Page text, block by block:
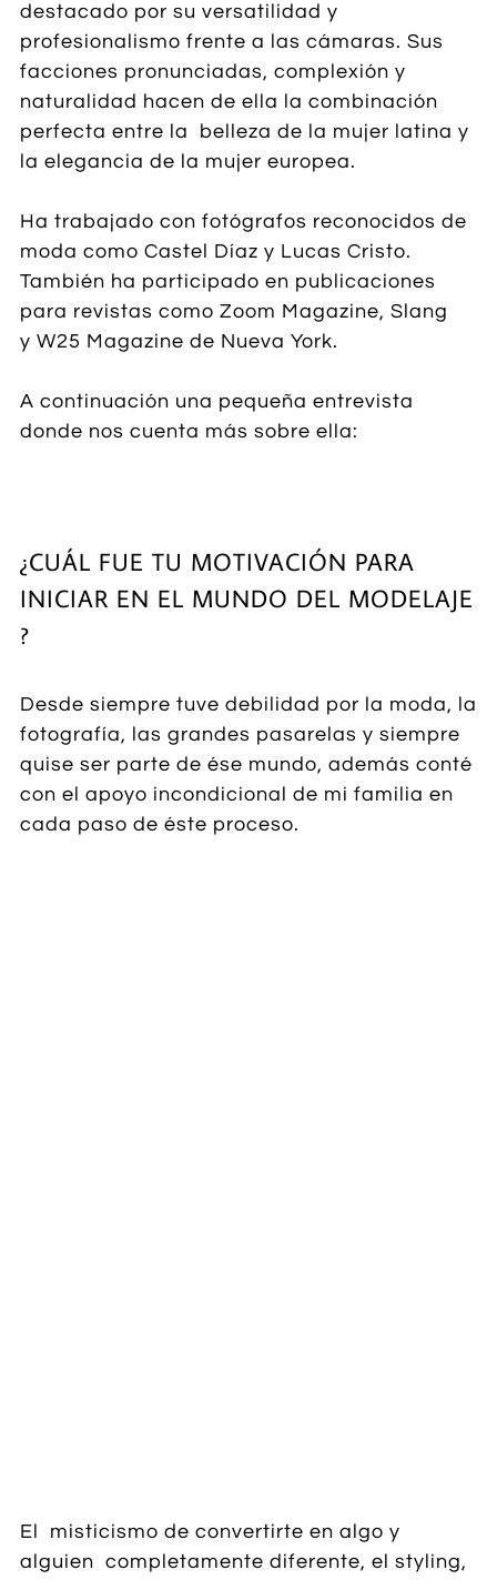
destacado por su versatilidad y
profesionalismo frente a las cámaras. Sus
facciones pronunciadas, complexión y
naturalidad hacen de ella la combinación
perfecta entre la belleza de la mujer latina y
la elegancia de la mujer europea.
Ha trabajado con fotógrafos reconocidos de
moda como Castel Díaz y Lucas Cristo.
También ha participado en publicaciones
para revistas como Zoom Magazine, Slang
y W25 Magazine de Nueva York.
A continuación una pequeña entrevista
donde nos cuenta más sobre ella:
¿CUÁL FUE TU MOTIVACIÓN PARA
INICIAR EN EL MUNDO DEL MODELAJE
?
Desde siempre tuve debilidad por la moda, la
fotografía, las grandes pasarelas y siempre
quise ser parte de ése mundo, además conté
con el apoyo incondicional de mi familia en
cada paso de éste proceso.
El misticismo de convertirte en algo y
alguien completamente diferente, el styling,